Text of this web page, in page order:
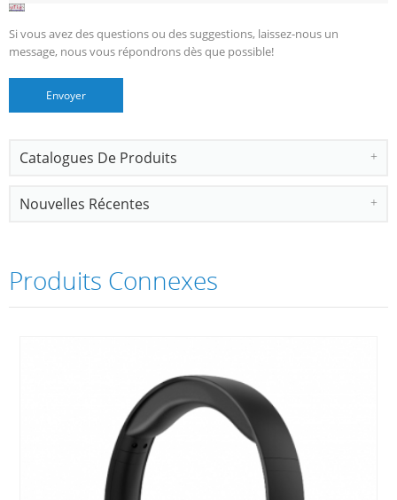
Si vous avez des questions ou des suggestions, laissez-nous un
message, nous vous répondrons dès que possible!
Catalogues De Produits
Nouvelles Récentes
Produits Connexes